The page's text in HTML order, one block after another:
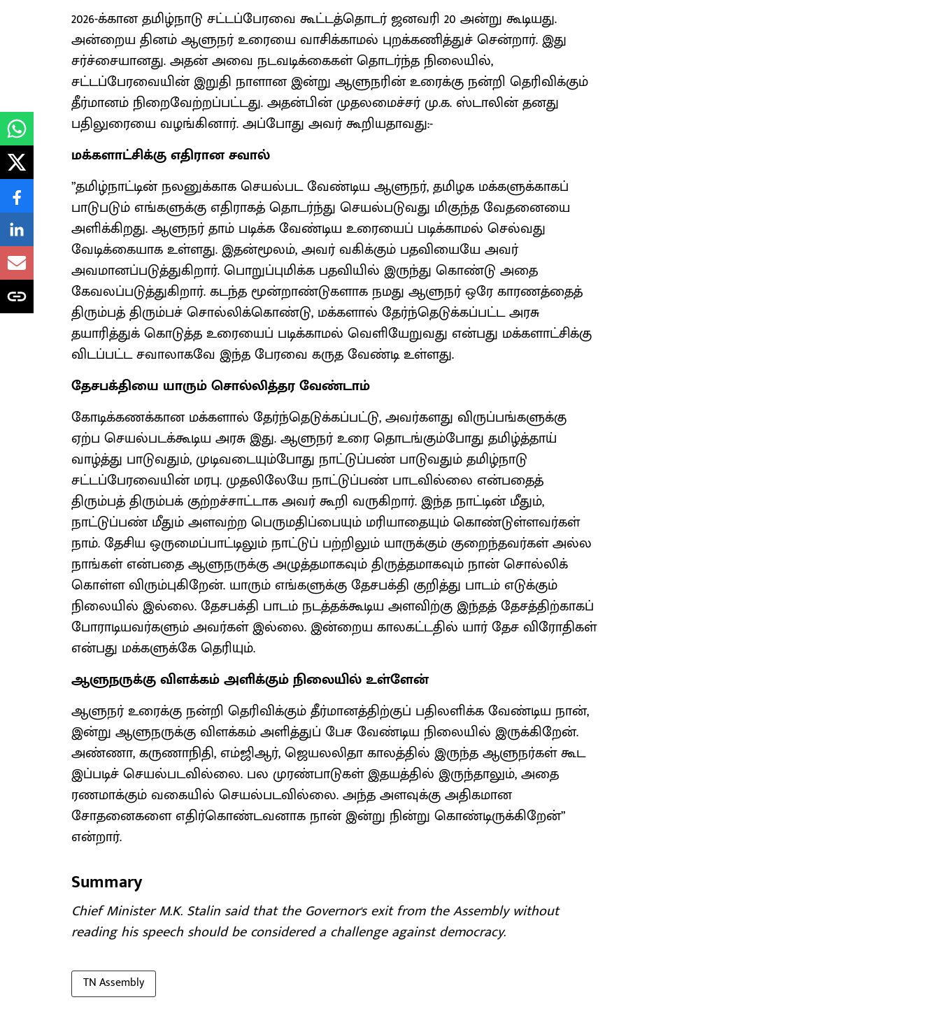
2026-க்கான தமிழ்நாடு சட்டப்பேரவை கூட்டத்தொடர் ஜனவரி 20 அன்று கூடியது.
அன்றைய தினம் ஆளுநர் உரையை வாசிக்காமல் புறக்கணித்துச் சென்றார். இது
சர்ச்சையானது. அதன் அவை நடவடிக்கைகள் தொடர்ந்த நிலையில்,
சட்டப்பேரவையின் இறுதி நாளான இன்று ஆளுநரின் உரைக்கு நன்றி தெரிவிக்கும்
தீர்மானம் நிறைவேற்றப்பட்டது. அதன்பின் முதலமைச்சர் மு.க. ஸ்டாலின் தனது
பதிலுரையை வழங்கினார். அப்போது அவர் கூறியதாவது:-
மக்களாட்சிக்கு எதிரான சவால்
”தமிழ்நாட்டின் நலனுக்காக செயல்பட வேண்டிய ஆளுநர், தமிழக மக்களுக்காகப்
பாடுபடும் எங்களுக்கு எதிராகத் தொடர்ந்து செயல்படுவது மிகுந்த வேதனையை
அளிக்கிறது. ஆளுநர் தாம் படிக்க வேண்டிய உரையைப் படிக்காமல் செல்வது
வேடிக்கையாக உள்ளது. இதன்மூலம், அவர் வகிக்கும் பதவியையே அவர்
அவமானப்படுத்துகிறார். பொறுப்புமிக்க பதவியில் இருந்து கொண்டு அதை
கேவலப்படுத்துகிறார். கடந்த மூன்றாண்டுகளாக நமது ஆளுநர் ஒரே காரணத்தைத்
திரும்பத் திரும்பச் சொல்லிக்கொண்டு, மக்களால் தேர்ந்தெடுக்கப்பட்ட அரசு
தயாரித்துக் கொடுத்த உரையைப் படிக்காமல் வெளியேறுவது என்பது மக்களாட்சிக்கு
விடப்பட்ட சவாலாகவே இந்த பேரவை கருத வேண்டி உள்ளது.
தேசபக்தியை யாரும் சொல்லித்தர வேண்டாம்
கோடிக்கணக்கான மக்களால் தேர்ந்தெடுக்கப்பட்டு, அவர்களது விருப்பங்களுக்கு
ஏற்ப செயல்படக்கூடிய அரசு இது. ஆளுநர் உரை தொடங்கும்போது தமிழ்த்தாய்
வாழ்த்து பாடுவதும், முடிவடையும்போது நாட்டுப்பண் பாடுவதும் தமிழ்நாடு
சட்டப்பேரவையின் மரபு. முதலிலேயே நாட்டுப்பண் பாடவில்லை என்பதைத்
திரும்பத் திரும்பக் குற்றச்சாட்டாக அவர் கூறி வருகிறார். இந்த நாட்டின் மீதும்,
நாட்டுப்பண் மீதும் அளவற்ற பெருமதிப்பையும் மரியாதையும் கொண்டுள்ளவர்கள்
நாம். தேசிய ஒருமைப்பாட்டிலும் நாட்டுப் பற்றிலும் யாருக்கும் குறைந்தவர்கள் அல்ல
நாங்கள் என்பதை ஆளுநருக்கு அழுத்தமாகவும் திருத்தமாகவும் நான் சொல்லிக்
கொள்ள விரும்புகிறேன். யாரும் எங்களுக்கு தேசபக்தி குறித்து பாடம் எடுக்கும்
நிலையில் இல்லை. தேசபக்தி பாடம் நடத்தக்கூடிய அளவிற்கு இந்தத் தேசத்திற்காகப்
போராடியவர்களும் அவர்கள் இல்லை. இன்றைய காலகட்டதில் யார் தேச விரோதிகள்
என்பது மக்களுக்கே தெரியும்.
ஆளுநருக்கு விளக்கம் அளிக்கும் நிலையில் உள்ளேன்
ஆளுநர் உரைக்கு நன்றி தெரிவிக்கும் தீர்மானத்திற்குப் பதிலளிக்க வேண்டிய நான்,
இன்று ஆளுநருக்கு விளக்கம் அளித்துப் பேச வேண்டிய நிலையில் இருக்கிறேன்.
அண்ணா, கருணாநிதி, எம்ஜிஆர், ஜெயலலிதா காலத்தில் இருந்த ஆளுநர்கள் கூட
இப்படிச் செயல்படவில்லை. பல முரண்பாடுகள் இதயத்தில் இருந்தாலும், அதை
ரணமாக்கும் வகையில் செயல்படவில்லை. அந்த அளவுக்கு அதிகமான
சோதனைகளை எதிர்கொண்டவனாக நான் இன்று நின்று கொண்டிருக்கிறேன்”
என்றார்.
Summary
Chief Minister M.K. Stalin said that the Governor's exit from the Assembly without
reading his speech should be considered a challenge against democracy.
TN Assembly